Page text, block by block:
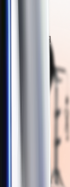
есть
с
съемки
и